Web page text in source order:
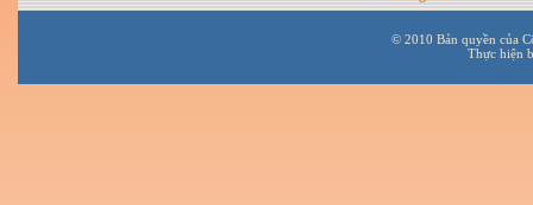
© 2010 Bản quyền của
Thực hiện